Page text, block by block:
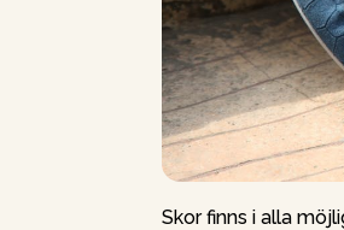
Skor finns i alla